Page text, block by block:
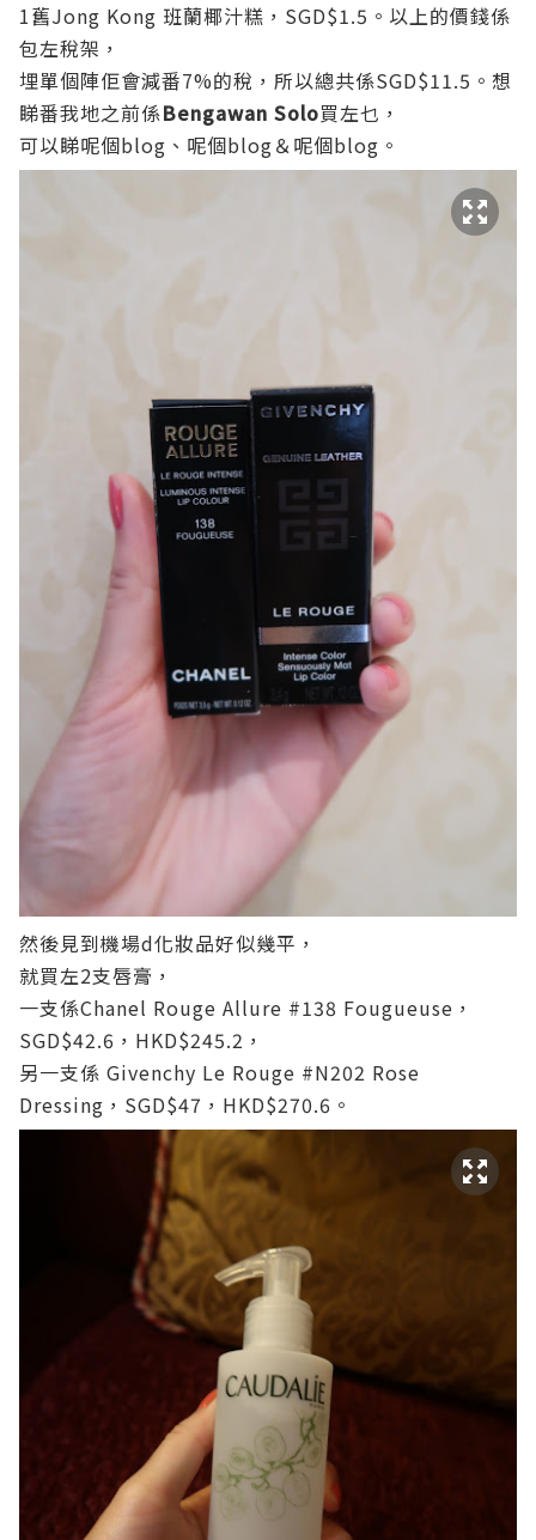
1舊Jong Kong 班蘭椰汁糕，SGD$1.5。 以上的價錢係
包左稅架，
埋單個陣佢會減番7%的稅，所以總共係SGD$11.5。 想
睇番我地之前係Bengawan Solo買左乜，
可以睇呢個blog 、 呢個blog＆呢個blog 。
然後見到機場d化妝品好似幾平，
就買左2支唇膏，
一支係Chanel Rouge Allure #138 Fougueuse，
SGD$42.6，HKD$245.2，
另一支係 Givenchy Le Rouge #N202 Rose
Dressing，SGD$47，HKD$270.6。